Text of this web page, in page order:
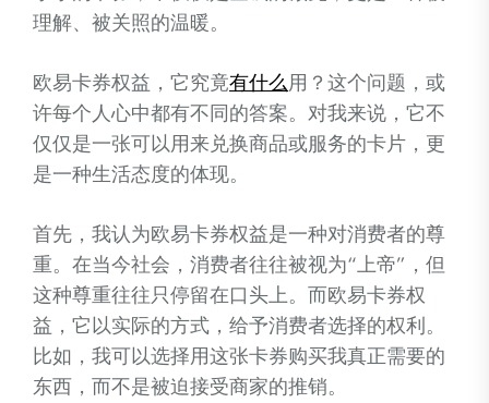
理解、被关照的温暖。
欧易卡券权益，它究竟有什么用？这个问题，或
许每个人心中都有不同的答案。对我来说，它不
仅仅是一张可以用来兑换商品或服务的卡片，更
是一种生活态度的体现。
首先，我认为欧易卡券权益是一种对消费者的尊
重。在当今社会，消费者往往被视为“上帝”，但
这种尊重往往只停留在口头上。而欧易卡券权
益，它以实际的方式，给予消费者选择的权利。
比如，我可以选择用这张卡券购买我真正需要的
东西，而不是被迫接受商家的推销。